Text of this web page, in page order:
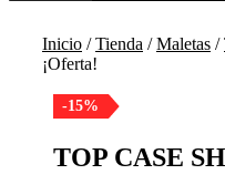
Inicio /Tienda /Maletas /
¡Oferta!
-15%
TOP CASE